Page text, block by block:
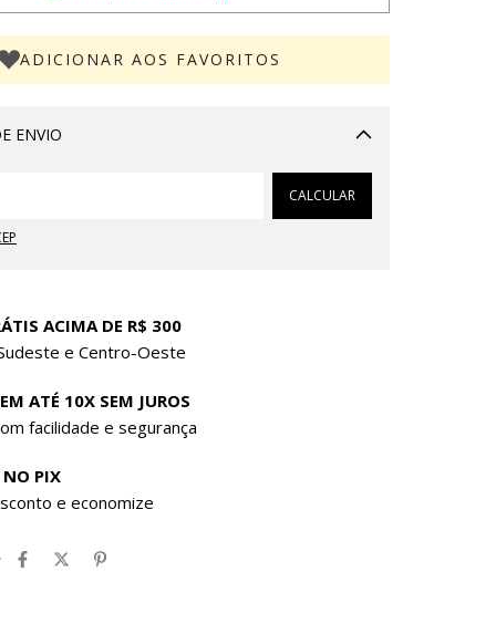
ADICIONAR AOS FAVORITOS
ENVIO
Alterar CEP
CALCULAR
ACIMA DE R$ 300
e Centro-Oeste
ATÉ 10X SEM JUROS
facilidade e segurança
PIX
e economize